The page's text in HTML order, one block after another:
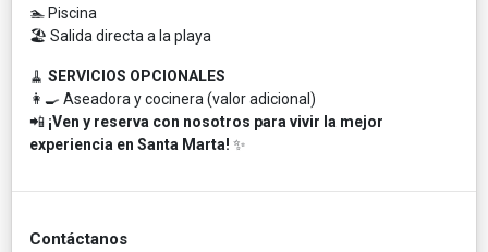
🏊 Piscina
🏖️ Salida directa a la playa
🧹 SERVICIOS OPCIONALES
👩‍🍳 Aseadora y cocinera (valor adicional)
📲 ¡Ven y reserva con nosotros para vivir la mejor
experiencia en Santa Marta! ✨
Contáctanos